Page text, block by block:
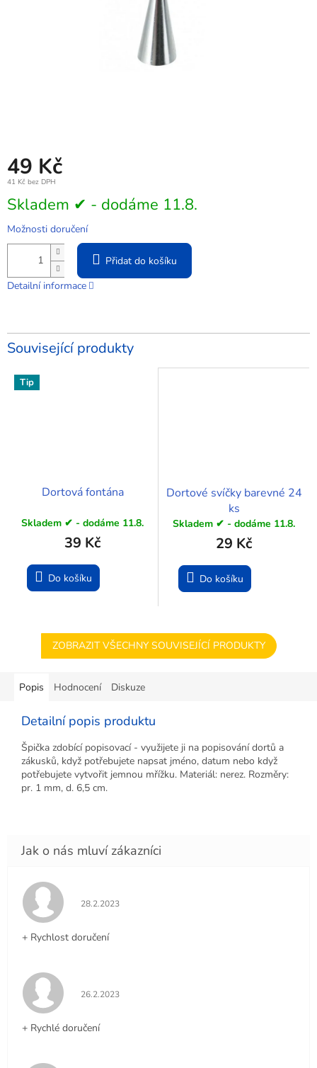
49 Kč
41 Kč bez DPH
Měrná
cena:
Skladem ✔ - dodáme 11.8.
Možnosti doručení
Přidat do košíku
Detailní informace
Související produkty
Tip
Dortová fontána
Skladem ✔ - dodáme 11.8.
39 Kč
Do košíku
Dortové svíčky barevné 24
ks
Skladem ✔ - dodáme 11.8.
29 Kč
Do košíku
ZOBRAZIT VŠECHNY SOUVISEJÍCÍ PRODUKTY
Popis Hodnocení Diskuze
Detailní popis produktu
Špička zdobící popisovací - využijete ji na popisování dortů a
zákusků, když potřebujete napsat jméno, datum nebo když
potřebujete vytvořit jemnou mřížku. Materiál: nerez. Rozměry:
pr. 1 mm, d. 6,5 cm.
Hodnocení obchodu je 5 z 5 hvězdiček.
28.2.2023
+ Rychlost doručení
Hodnocení obchodu je 5 z 5 hvězdiček.
26.2.2023
+ Rychlé doručení